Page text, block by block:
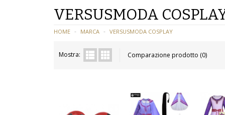
VERSUSMODA
HOME MARCA VERSUSMODA COSPLAY
Mostra: Comparazione prodotto (0)